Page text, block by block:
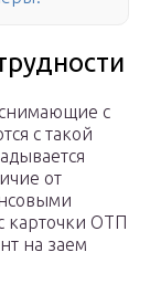
с
с такой
от
карточки ОТП
на заем